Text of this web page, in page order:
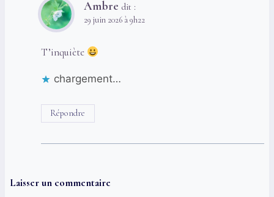
Ambre dit :
29 juin 2026 à 9h22
T’inquiète
chargement…
Répondre
Laisser un commentaire